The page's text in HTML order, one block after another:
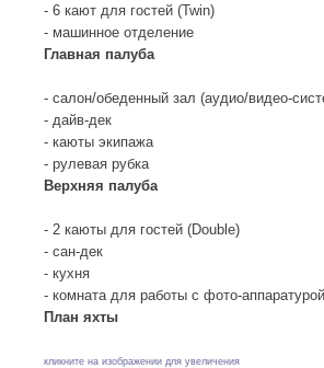
- 6 кают для гостей (Twin)
- машинное отделение
Главная палуба
- салон/обеденный зал (аудио/видео-
- дайв-дек
- каюты экипажа
- рулевая рубка
Верхняя палуба
- 2 каюты для гостей (Double)
- сан-дек
- кухня
- комната для работы с фото-аппаратурой
План яхты
кликните на изображении для увеличения